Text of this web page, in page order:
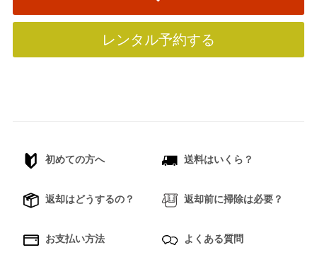
レンタル予約する
初めての方へ 送料はいくら？
返却はどうするの？ 返却前に掃除は必要？
お支払い方法 よくある質問